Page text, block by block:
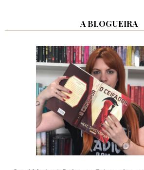
A BLOGUEIRA